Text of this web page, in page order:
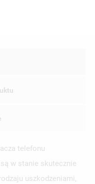
telefonu
w stanie skutecznie
uszkodzeniami,